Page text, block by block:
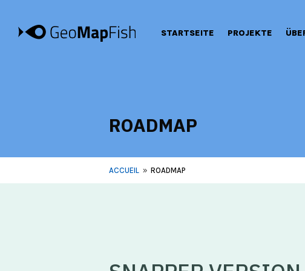
STARTSEITE PROJEKTE
ROADMAP
ACCUEIL 9 ROADMAP